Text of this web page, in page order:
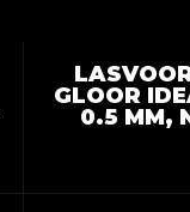
GLOOR
0.5 MM,